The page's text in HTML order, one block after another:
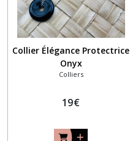
Collier Élégance Protectrice
Onyx
Colliers
19€